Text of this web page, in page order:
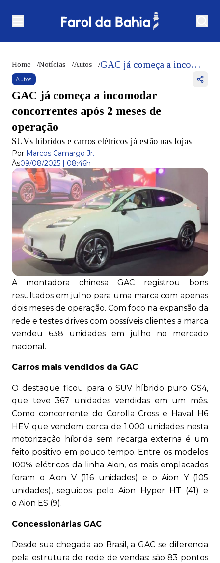
Home /Notícias /Autos / GAC já começa a incomodar concorrentes após 2 meses de operação
Autos
GAC já começa a incomodar
concorrentes após 2 meses de
operação
SUVs híbridos e carros elétricos já estão nas lojas
Por Marcos Camargo Jr.
Às09/08/2025 | 08:46h
A montadora chinesa GAC registrou bons
resultados em julho para uma marca com apenas
dois meses de operação. Com foco na expansão da
rede e testes drives com possíveis clientes a marca
vendeu 638 unidades em julho no mercado
nacional.
Carros mais vendidos da GAC
O destaque ficou para o SUV híbrido puro GS4,
que teve 367 unidades vendidas em um mês.
Como concorrente do Corolla Cross e Haval H6
HEV que vendem cerca de 1.000 unidades nesta
motorização híbrida sem recarga externa é um
feito positivo em pouco tempo. Entre os modelos
100% elétricos da linha Aion, os mais emplacados
foram o Aion V (116 unidades) e o Aion Y (105
unidades), seguidos pelo Aion Hyper HT (41) e
o Aion ES (9).
Concessionárias GAC
Desde sua chegada ao Brasil, a GAC se diferencia
pela estrutura de rede de vendas: são 83 pontos